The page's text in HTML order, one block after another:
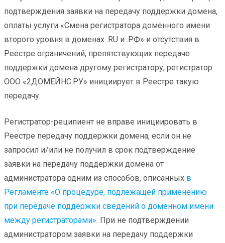
подтверждения заявки на передачу поддержки домена,
оплаты услуги «Смена регистратора доменного имени
второго уровня в доменах .RU и .РФ» и отсутствия в
Реестре ограничений, препятствующих передаче
поддержки домена другому регистратору, регистратор
ООО «2ДОМЕЙНС.РУ» инициирует в Реестре такую
передачу.
Регистратор-реципиент не вправе инициировать в
Реестре передачу поддержки домена, если он не
запросил и/или не получил в срок подтверждение
заявки на передачу поддержки домена от
администратора одним из способов, описанных в
Регламенте «О процедуре, подлежащей применению
при передаче поддержки сведений о доменном имени
между регистраторами». При не подтверждении
администратором заявки на передачу поддержки